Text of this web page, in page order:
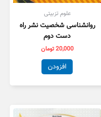
علوم تزبیتی
روانشناسی شخصیت نشر راه
دست دوم
20,000تومان
افزودن